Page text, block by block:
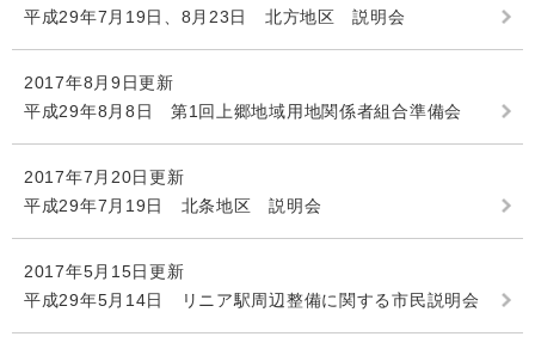
平成29年7月19日、8月23日 北方地区 説明会
2017年8月9日更新
平成29年8月8日 第1回上郷地域用地関係者組合準備会
2017年7月20日更新
平成29年7月19日 北条地区 説明会
2017年5月15日更新
平成29年5月14日 リニア駅周辺整備に関する市民説明会